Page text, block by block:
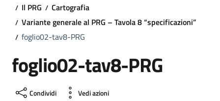
Il PRG
Cartografia
Variante generale al PRG – Tavola 8 “specificazioni”
foglio02-tav8-PRG
foglio02-tav8-PRG
Condividi Vedi azioni